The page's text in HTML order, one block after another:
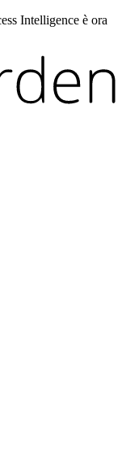
Intelligence è ora